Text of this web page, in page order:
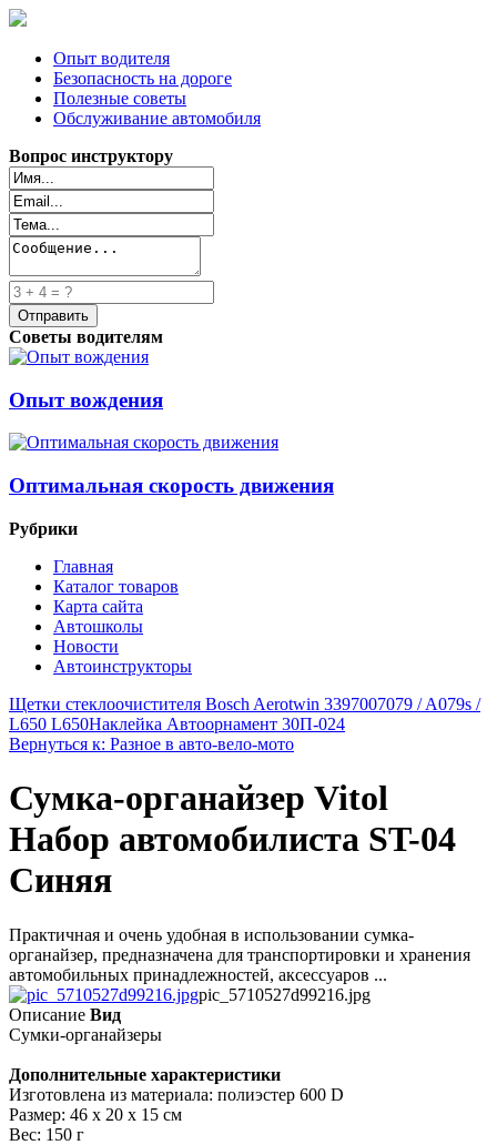
Опыт водителя
Безопасность на дороге
Полезные советы
Обслуживание автомобиля
Вопрос инструктору
Советы водителям
Опыт вождения
Оптимальная скорость движения
Рубрики
Главная
Каталог товаров
Карта сайта
Автошколы
Новости
Автоинструкторы
Щетки стеклоочистителя Bosch Aerotwin 3397007079 / A079s /
L650 L650Наклейка Автоорнамент 30П-024
Вернуться к: Разное в авто-вело-мото
Сумка-органайзер Vitol
Набор автомобилиста ST-04
Синяя
Практичная и очень удобная в использовании сумка-
органайзер, предназначена для транспортировки и хранения
автомобильных принадлежностей, аксессуаров ...
pic_5710527d99216.jpg
Описание Вид
Сумки-органайзеры
Дополнительные характеристики
Изготовлена из материала: полиэстер 600 D
Размер: 46 х 20 х 15 см
Вес: 150 г